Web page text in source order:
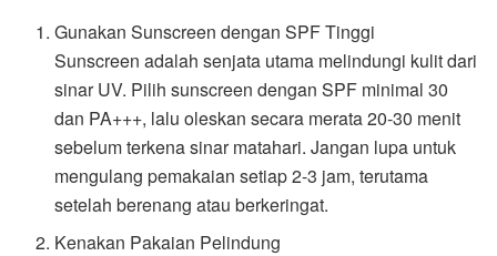
Gunakan Sunscreen dengan SPF Tinggi
Sunscreen adalah senjata utama melindungi kulit dari
sinar UV. Pilih sunscreen dengan SPF minimal 30
dan PA+++, lalu oleskan secara merata 20-30 menit
sebelum terkena sinar matahari. Jangan lupa untuk
mengulang pemakaian setiap 2-3 jam, terutama
setelah berenang atau berkeringat.
Kenakan Pakaian Pelindung